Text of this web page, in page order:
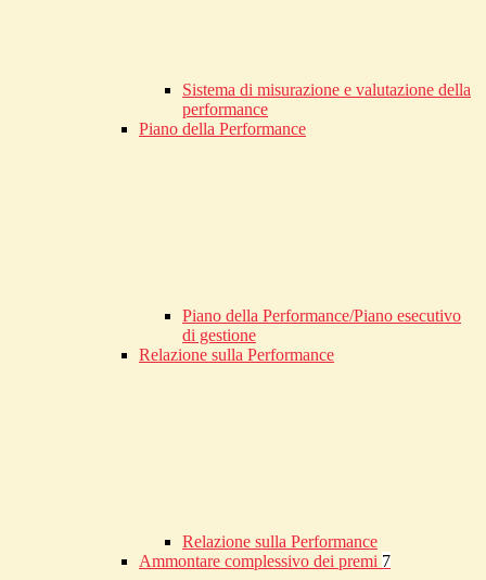
Sistema di misurazione e valutazione della
performance
Piano della Performance
Piano della Performance/Piano esecutivo
di gestione
Relazione sulla Performance
Relazione sulla Performance
Ammontare complessivo dei premi 7